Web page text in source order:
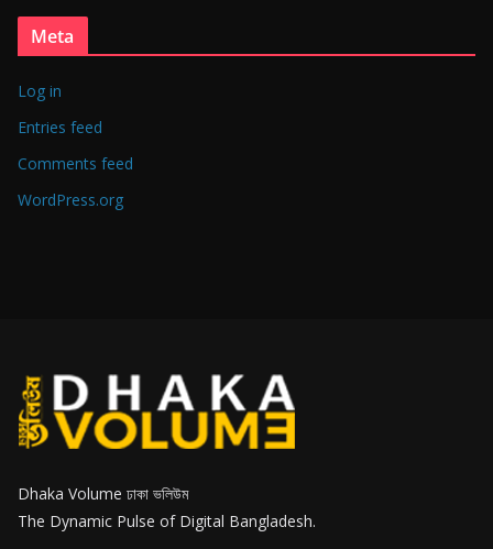
Meta
Log in
Entries feed
Comments feed
WordPress.org
Dhaka Volume ঢাকা ভলিউম
The Dynamic Pulse of Digital Bangladesh.